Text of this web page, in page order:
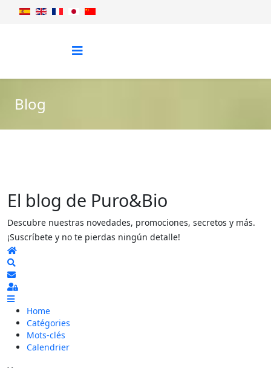
Blog
El blog de Puro&Bio
Descubre nuestras novedades, promociones, secretos y más.
¡Suscríbete y no te pierdas ningún detalle!
Home
S'abonner au blog
Sign In
Home
Catégories
Mots-clés
Calendrier